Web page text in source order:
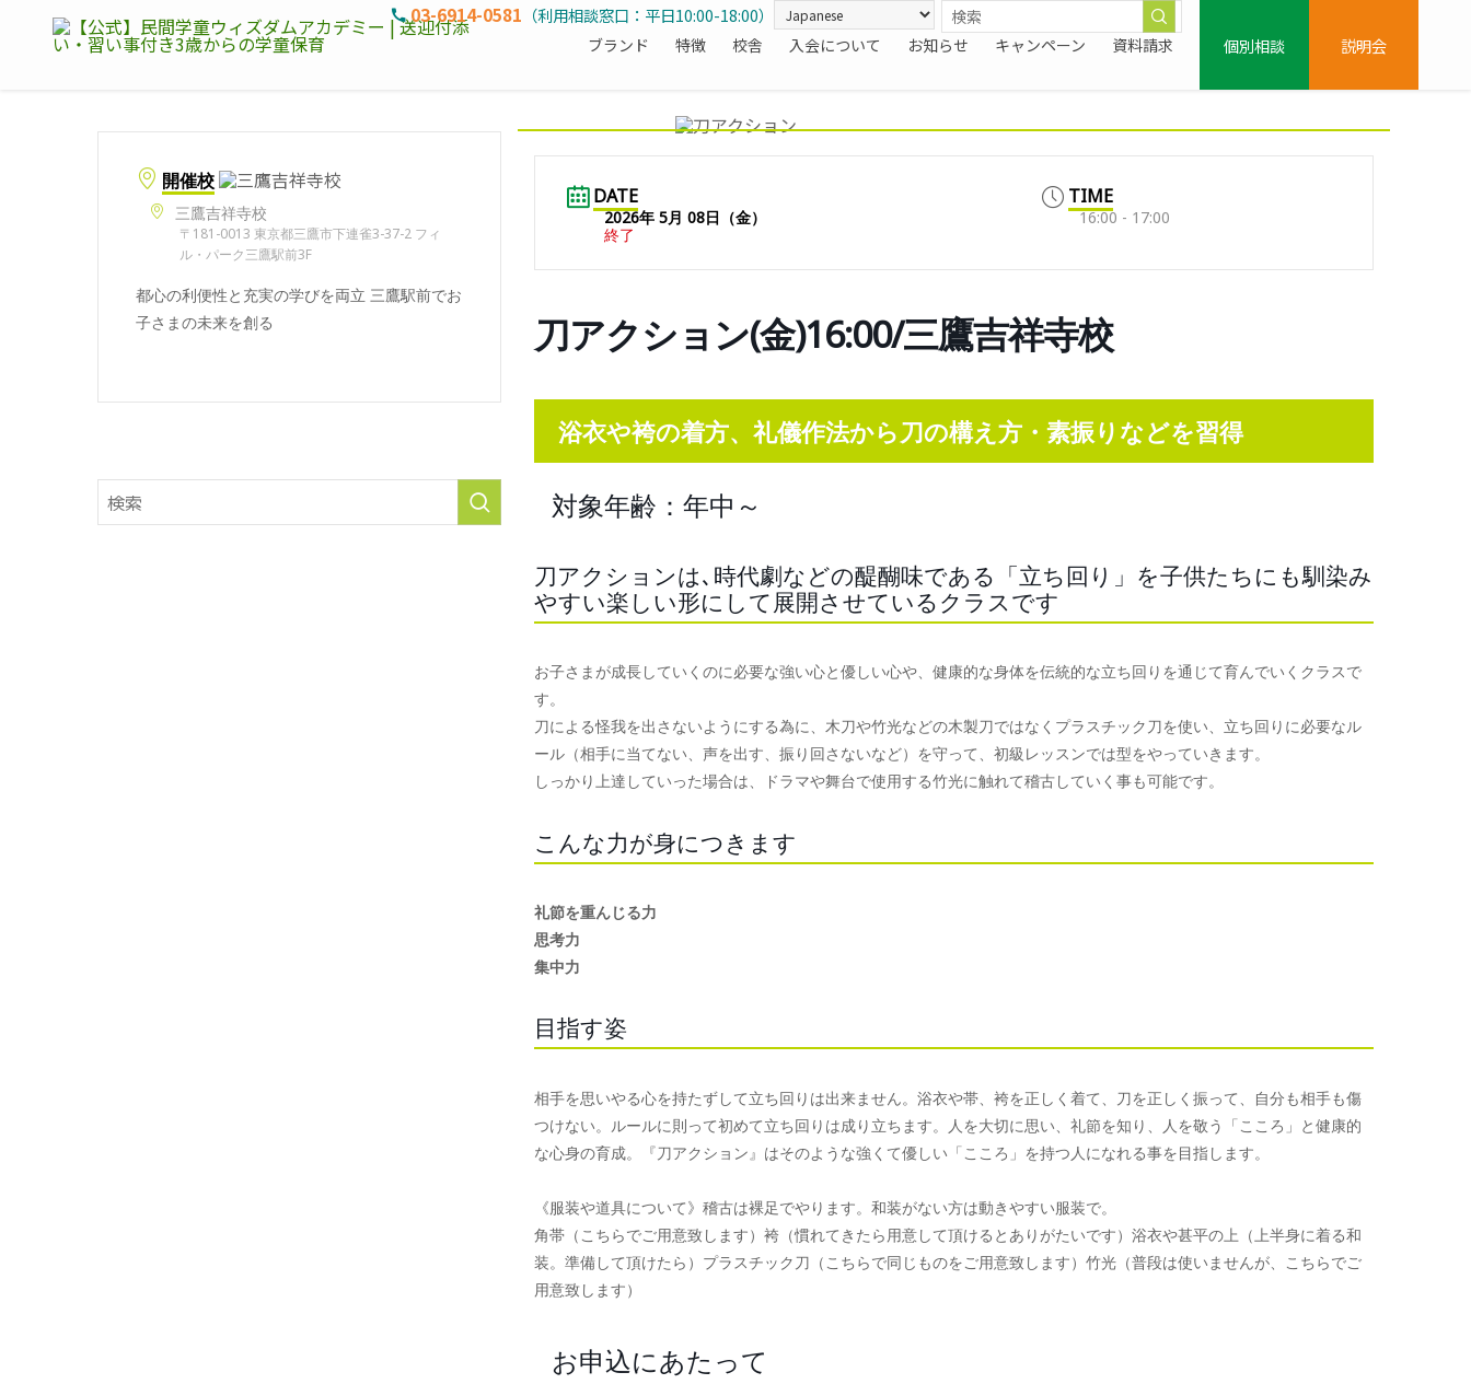
ブランド 特徴 校舎 入会について お知らせ キャンペーン 資料請求
03-6914-0581 （利用相談窓口：平日10:00-18:00）
個別相談
説明会
開催校
三鷹吉祥寺校
〒181-0013 東京都三鷹市下連雀3-37-2 フィ
ル・パーク三鷹駅前3F
都心の利便性と充実の学びを両立 三鷹駅前でお
子さまの未来を創る
DATE
2026年 5月 08日（金）
終了
TIME
16:00 - 17:00
刀アクション(金)16:00/三鷹吉祥寺校
浴衣や袴の着方、礼儀作法から刀の構え方・素振りなどを習得
対象年齢：年中～
刀アクションは､時代劇などの醍醐味である「立ち回り」を子供たちにも馴染み
やすい楽しい形にして展開させているクラスです
お子さまが成長していくのに必要な強い心と優しい心や、健康的な身体を伝統的な立ち回りを通じて育んでいくクラスで
す。
刀による怪我を出さないようにする為に、木刀や竹光などの木製刀ではなくプラスチック刀を使い、立ち回りに必要なル
ール（相手に当てない、声を出す、振り回さないなど）を守って、初級レッスンでは型をやっていきます。
しっかり上達していった場合は、ドラマや舞台で使用する竹光に触れて稽古していく事も可能です。
こんな力が身につきます
礼節を重んじる力
思考力
集中力
目指す姿
相手を思いやる心を持たずして立ち回りは出来ません。浴衣や帯、袴を正しく着て、刀を正しく振って、自分も相手も傷
つけない。ルールに則って初めて立ち回りは成り立ちます。人を大切に思い、礼節を知り、人を敬う「こころ」と健康的
な心身の育成。『刀アクション』はそのような強くて優しい「こころ」を持つ人になれる事を目指します。
《服装や道具について》稽古は裸足でやります。和装がない方は動きやすい服装で。
角帯（こちらでご用意致します）袴（慣れてきたら用意して頂けるとありがたいです）浴衣や甚平の上（上半身に着る和
装。準備して頂けたら）プラスチック刀（こちらで同じものをご用意致します）竹光（普段は使いませんが、こちらでご
用意致します）
お申込にあたって